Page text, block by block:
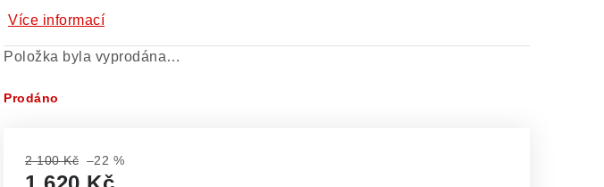
Více informací
Položka byla vyprodána…
Prodáno
2 100 Kč –22 %